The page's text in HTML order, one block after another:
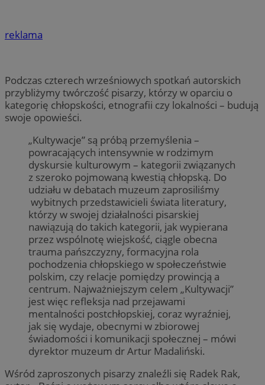
reklama
Podczas czterech wrześniowych spotkań autorskich
przybliżymy twórczość pisarzy, którzy w oparciu o
kategorię chłopskości, etnografii czy lokalności – budują
swoje opowieści.
„Kultywacje” są próbą przemyślenia –
powracających intensywnie w rodzimym
dyskursie kulturowym – kategorii związanych
z szeroko pojmowaną kwestią chłopską. Do
udziału w debatach muzeum zaprosiliśmy
wybitnych przedstawicieli świata literatury,
którzy w swojej działalności pisarskiej
nawiązują do takich kategorii, jak wypierana
przez wspólnotę wiejskość, ciągle obecna
trauma pańszczyzny, formacyjna rola
pochodzenia chłopskiego w społeczeństwie
polskim, czy relacje pomiędzy prowincją a
centrum. Najważniejszym celem „Kultywacji”
jest więc refleksja nad przejawami
mentalności postchłopskiej, coraz wyraźniej,
jak się wydaje, obecnymi w zbiorowej
świadomości i komunikacji społecznej – mówi
dyrektor muzeum dr Artur Madaliński.
Wśród zaproszonych pisarzy znaleźli się Radek Rak,